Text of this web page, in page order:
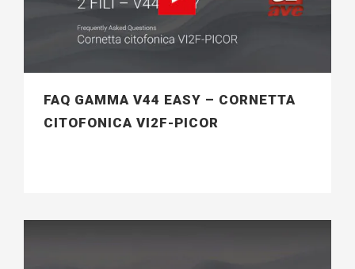
FAQ GAMMA V44 EASY – CORNETTA
CITOFONICA VI2F-PICOR